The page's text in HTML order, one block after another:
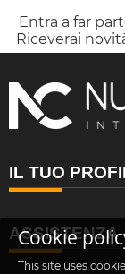
Entra a far
Riceverai
IL TUO
ASSISTENZA
Cookie
This site uses